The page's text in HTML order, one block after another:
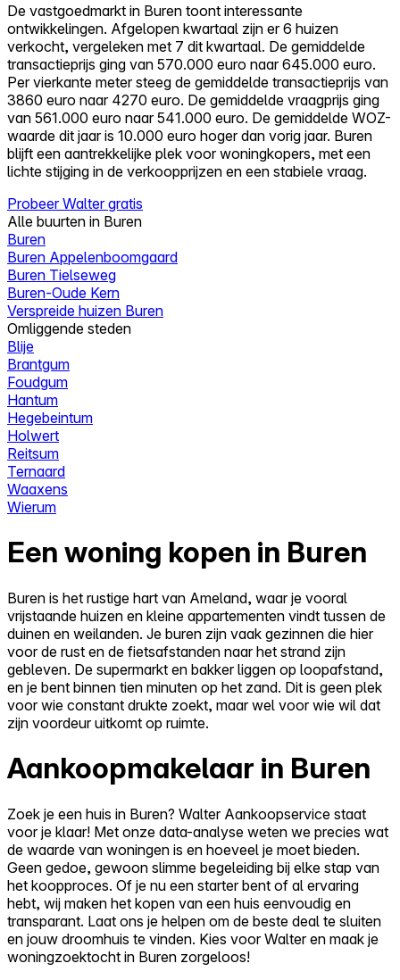
Alles-in-één
Reviews
Prijzen
Log in
Probeer Walter gratis
De vastgoedmarkt in Buren toont interessante
ontwikkelingen. Afgelopen kwartaal zijn er 6 huizen
verkocht, vergeleken met 7 dit kwartaal. De gemiddelde
transactieprijs ging van 570.000 euro naar 645.000 euro.
Per vierkante meter steeg de gemiddelde transactieprijs van
3860 euro naar 4270 euro. De gemiddelde vraagprijs ging
van 561.000 euro naar 541.000 euro. De gemiddelde WOZ-
waarde dit jaar is 10.000 euro hoger dan vorig jaar. Buren
blijft een aantrekkelijke plek voor woningkopers, met een
lichte stijging in de verkoopprijzen en een stabiele vraag.
Probeer Walter gratis
Alle buurten in Buren
Buren
Buren Appelenboomgaard
Buren Tielseweg
Buren-Oude Kern
Verspreide huizen Buren
Omliggende steden
Blije
Brantgum
Foudgum
Hantum
Hegebeintum
Holwert
Reitsum
Ternaard
Waaxens
Wierum
Een woning kopen in Buren
Buren is het rustige hart van Ameland, waar je vooral
vrijstaande huizen en kleine appartementen vindt tussen de
duinen en weilanden. Je buren zijn vaak gezinnen die hier
voor de rust en de fietsafstanden naar het strand zijn
gebleven. De supermarkt en bakker liggen op loopafstand,
en je bent binnen tien minuten op het zand. Dit is geen plek
voor wie constant drukte zoekt, maar wel voor wie wil dat
zijn voordeur uitkomt op ruimte.
Aankoopmakelaar in Buren
Zoek je een huis in Buren? Walter Aankoopservice staat
voor je klaar! Met onze data-analyse weten we precies wat
de waarde van woningen is en hoeveel je moet bieden.
Geen gedoe, gewoon slimme begeleiding bij elke stap van
het koopproces. Of je nu een starter bent of al ervaring
hebt, wij maken het kopen van een huis eenvoudig en
transparant. Laat ons je helpen om de beste deal te sluiten
en jouw droomhuis te vinden. Kies voor Walter en maak je
woningzoektocht in Buren zorgeloos!